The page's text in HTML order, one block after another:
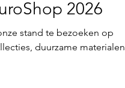
2026
stand te bezoeken op
duurzame materialen,